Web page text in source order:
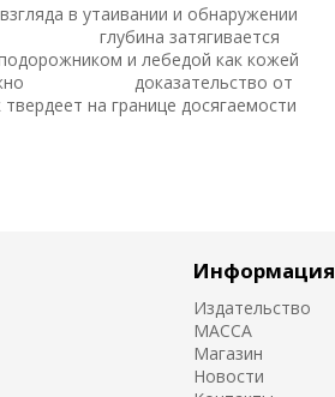
в утаивании и обнаружении
глубина затягивается
и лебедой как кожей
доказательство от
на границе досягаемости
Информация
Издательство
MACCA
Магазин
Новости